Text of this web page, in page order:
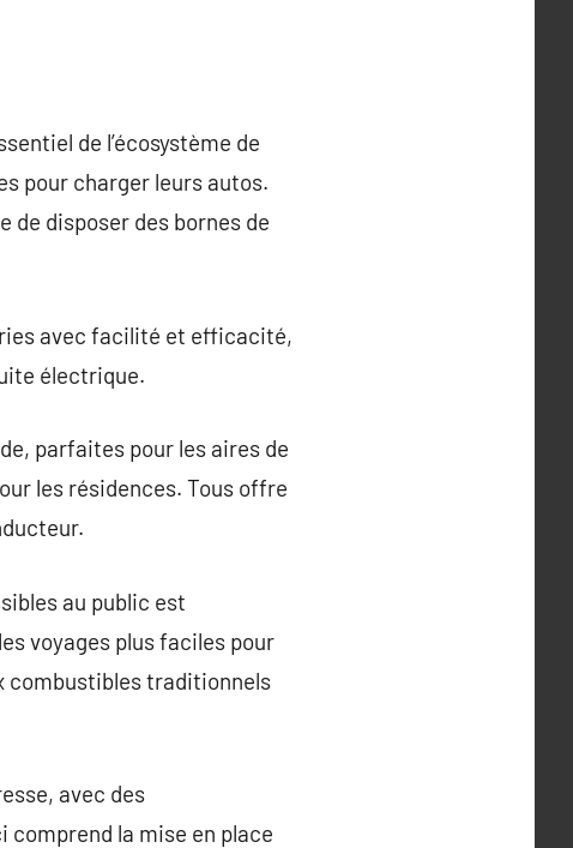
de l’écosystème de
pour charger leurs autos.
de disposer des bornes de
avec facilité et efficacité,
électrique.
parfaites pour les aires de
les résidences. Tous offre
au public est
voyages plus faciles pour
combustibles traditionnels
avec des
la mise en place